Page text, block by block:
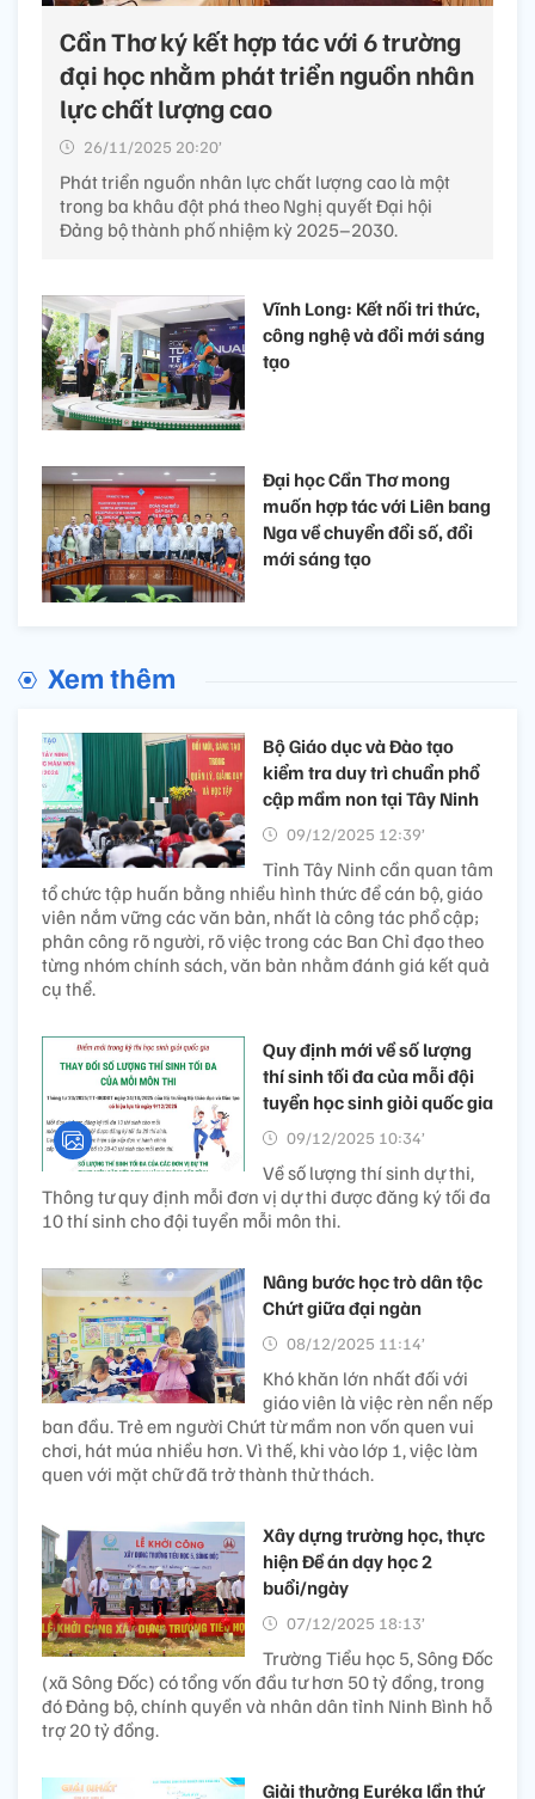
Cần Thơ ký kết hợp tác với 6 trường
đại học nhằm phát triển nguồn nhân
lực chất lượng cao
26/11/2025 20:20’
Phát triển nguồn nhân lực chất lượng cao là một
trong ba khâu đột phá theo Nghị quyết Đại hội
Đảng bộ thành phố nhiệm kỳ 2025–2030.
Vĩnh Long: Kết nối tri thức,
công nghệ và đổi mới sáng
tạo
Đại học Cần Thơ mong
muốn hợp tác với Liên bang
Nga về chuyển đổi số, đổi
mới sáng tạo
Xem thêm
Bộ Giáo dục và Đào tạo
kiểm tra duy trì chuẩn phổ
cập mầm non tại Tây Ninh​
09/12/2025 12:39’
Tỉnh Tây Ninh cần quan tâm
tổ chức tập huấn bằng nhiều hình thức để cán bộ, giáo
viên nắm vững các văn bản, nhất là công tác phổ cập;
phân công rõ người, rõ việc trong các Ban Chỉ đạo theo
từng nhóm chính sách, văn bản nhằm đánh giá kết quả
cụ thể.
Quy định mới về số lượng
thí sinh tối đa của mỗi đội
tuyển học sinh giỏi quốc gia
09/12/2025 10:34’
Về số lượng thí sinh dự thi,
Thông tư quy định mỗi đơn vị dự thi được đăng ký tối đa
10 thí sinh cho đội tuyển mỗi môn thi.
Nâng bước học trò dân tộc
Chứt giữa đại ngàn
08/12/2025 11:14’
Khó khăn lớn nhất đối với
giáo viên là việc rèn nền nếp
ban đầu. Trẻ em người Chứt từ mầm non vốn quen vui
chơi, hát múa nhiều hơn. Vì thế, khi vào lớp 1, việc làm
quen với mặt chữ đã trở thành thử thách.
Xây dựng trường học, thực
hiện Đề án dạy học 2
buổi/ngày
07/12/2025 18:13’
Trường Tiểu học 5, Sông Đốc
(xã Sông Đốc) có tổng vốn đầu tư hơn 50 tỷ đồng, trong
đó Đảng bộ, chính quyền và nhân dân tỉnh Ninh Bình hỗ
trợ 20 tỷ đồng.
Giải thưởng Euréka lần thứ